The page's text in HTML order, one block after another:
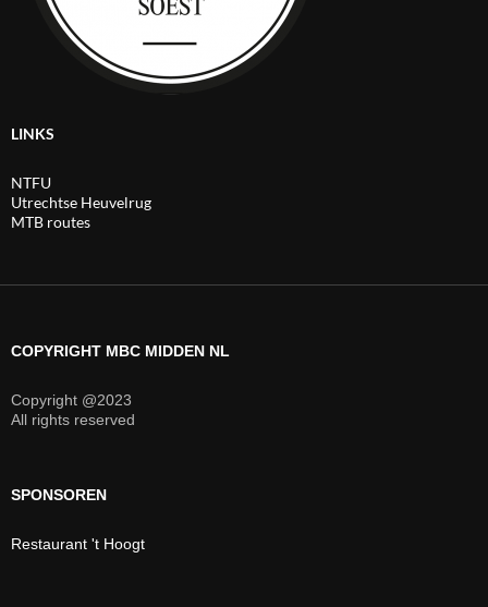
LINKS
NTFU
Utrechtse Heuvelrug
MTB routes
COPYRIGHT MBC MIDDEN NL
Copyright @2023
All rights reserved
SPONSOREN
Restaurant 't Hoogt